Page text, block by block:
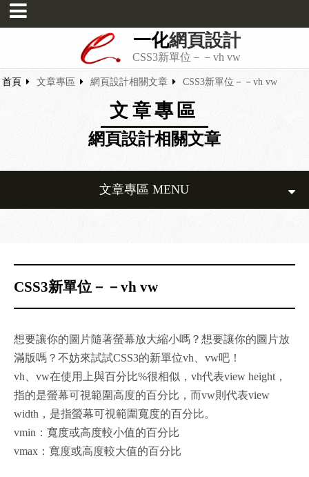
一化網頁設計
CSS3新單位－－vh vw
首頁 文章專區 網頁設計相關文章 CSS3新單位－－vh vw
文章專區
網頁設計相關文章
文章專區 MENU
CSS3新單位－－vh vw
想要讓你的圖片隨著螢幕放大縮小嗎？想要讓你的圖片放
滿版嗎？不妨來試試CSS3的新單位vh、vw吧！
vh、vw在使用上與百分比%很相似，vh代表view height，
指的是螢幕可視範圍高度的百分比，而vw則代表view
width，是指螢幕可視範圍寬度的百分比。
vmin：寬度或高度較小值的百分比
vmax：寬度或高度較大值的百分比